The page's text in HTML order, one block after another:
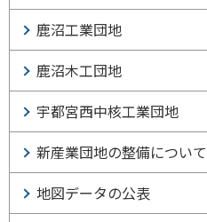
鹿沼工業団地
鹿沼木工団地
宇都宮西中核工業団地
新産業団地の整備について
地図データの公表